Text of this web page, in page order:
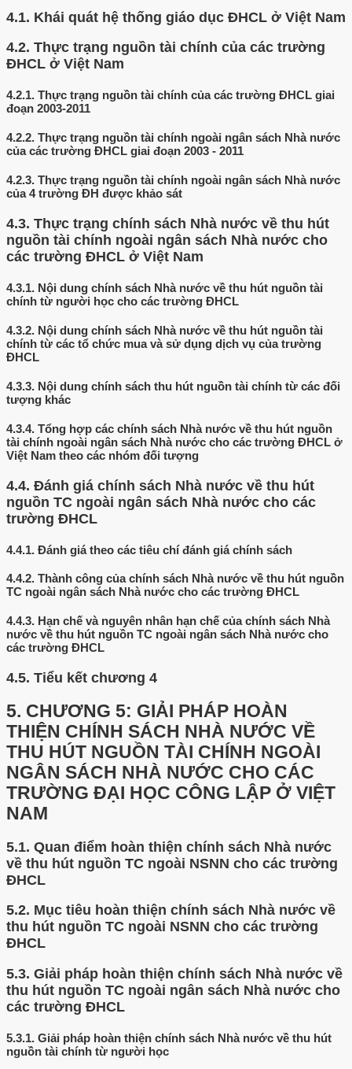
4.1. Khái quát hệ thống giáo dục ĐHCL ở Việt Nam
4.2. Thực trạng nguồn tài chính của các trường
ĐHCL ở Việt Nam
4.2.1. Thực trạng nguồn tài chính của các trường ĐHCL giai
đoạn 2003-2011
4.2.2. Thực trạng nguồn tài chính ngoài ngân sách Nhà nước
của các trường ĐHCL giai đoạn 2003 - 2011
4.2.3. Thực trạng nguồn tài chính ngoài ngân sách Nhà nước
của 4 trường ĐH được khảo sát
4.3. Thực trạng chính sách Nhà nước về thu hút
nguồn tài chính ngoài ngân sách Nhà nước cho
các trường ĐHCL ở Việt Nam
4.3.1. Nội dung chính sách Nhà nước về thu hút nguồn tài
chính từ người học cho các trường ĐHCL
4.3.2. Nội dung chính sách Nhà nước về thu hút nguồn tài
chính từ các tổ chức mua và sử dụng dịch vụ của trường
ĐHCL
4.3.3. Nội dung chính sách thu hút nguồn tài chính từ các đối
tượng khác
4.3.4. Tổng hợp các chính sách Nhà nước về thu hút nguồn
tài chính ngoài ngân sách Nhà nước cho các trường ĐHCL ở
Việt Nam theo các nhóm đối tượng
4.4. Đánh giá chính sách Nhà nước về thu hút
nguồn TC ngoài ngân sách Nhà nước cho các
trường ĐHCL
4.4.1. Đánh giá theo các tiêu chí đánh giá chính sách
4.4.2. Thành công của chính sách Nhà nước về thu hút nguồn
TC ngoài ngân sách Nhà nước cho các trường ĐHCL
4.4.3. Hạn chế và nguyên nhân hạn chế của chính sách Nhà
nước về thu hút nguồn TC ngoài ngân sách Nhà nước cho
các trường ĐHCL
4.5. Tiểu kết chương 4
5. CHƯƠNG 5: GIẢI PHÁP HOÀN
THIỆN CHÍNH SÁCH NHÀ NƯỚC VỀ
THU HÚT NGUỒN TÀI CHÍNH NGOÀI
NGÂN SÁCH NHÀ NƯỚC CHO CÁC
TRƯỜNG ĐẠI HỌC CÔNG LẬP Ở VIỆT
NAM
5.1. Quan điểm hoàn thiện chính sách Nhà nước
về thu hút nguồn TC ngoài NSNN cho các trường
ĐHCL
5.2. Mục tiêu hoàn thiện chính sách Nhà nước về
thu hút nguồn TC ngoài NSNN cho các trường
ĐHCL
5.3. Giải pháp hoàn thiện chính sách Nhà nước về
thu hút nguồn TC ngoài ngân sách Nhà nước cho
các trường ĐHCL
5.3.1. Giải pháp hoàn thiện chính sách Nhà nước về thu hút
nguồn tài chính từ người học